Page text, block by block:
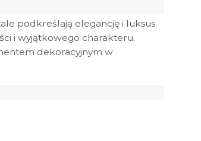
podkreślają elegancję i luksus.
i wyjątkowego charakteru.
dekoracyjnym w